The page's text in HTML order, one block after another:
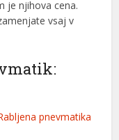
je njihova cena.
vsaj v